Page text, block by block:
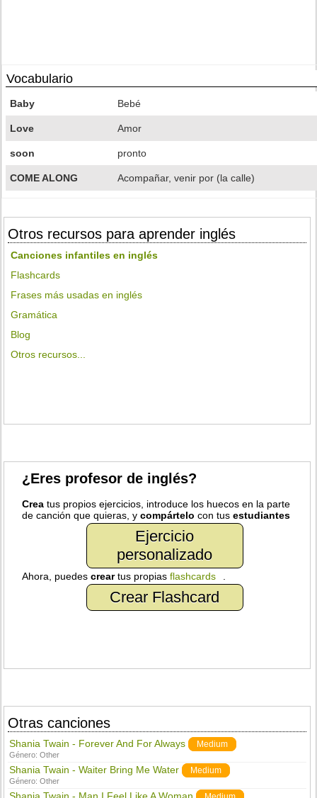
Vocabulario
Baby Bebé
Love Amor
soon pronto
COME ALONG Acompañar, venir por (la calle)
Otros recursos para aprender inglés
Canciones infantiles en inglés
Flashcards
Frases más usadas en inglés
Gramática
Blog
Otros recursos...
¿Eres profesor de inglés?
Crea tus propios ejercicios, introduce los huecos en la parte
de canción que quieras, ycompártelo con tusestudiantes
Ejercicio
personalizado
Ahora, puedescreartus propiasflashcards
Crear Flashcard
Otras canciones
Shania Twain - Forever And For Always Medium
Género:Other
Shania Twain - Waiter Bring Me Water Medium
Género:Other